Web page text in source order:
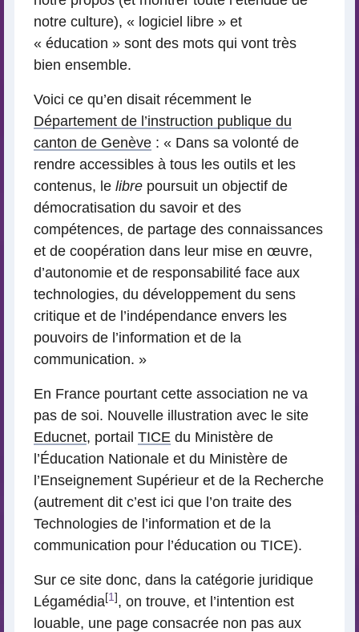
notre culture), « logiciel libre » et
« éducation » sont des mots qui vont très
bien ensemble.
Voici ce qu’en disait récemment le
Département de l’instruction publique du
canton de Genève : « Dans sa volonté de
rendre accessibles à tous les outils et les
contenus, le libre poursuit un objectif de
démocratisation du savoir et des
compétences, de partage des connaissances
et de coopération dans leur mise en œuvre,
d’autonomie et de responsabilité face aux
technologies, du développement du sens
critique et de l’indépendance envers les
pouvoirs de l’information et de la
communication. »
En France pourtant cette association ne va
pas de soi. Nouvelle illustration avec le site
Educnet, portail TICE du Ministère de
l’Éducation Nationale et du Ministère de
l’Enseignement Supérieur et de la Recherche
(autrement dit c’est ici que l’on traite des
Technologies de l’information et de la
communication pour l’éducation ou TICE).
Sur ce site donc, dans la catégorie juridique
Légamédia[1] , on trouve, et l’intention est
louable, une page consacrée non pas aux